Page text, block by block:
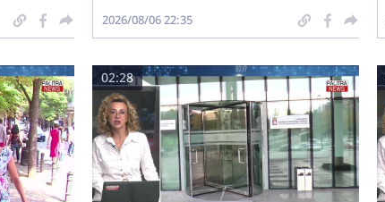
2026/08/06 22:35
02:28